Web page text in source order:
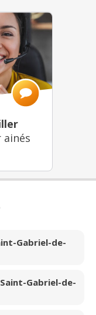
Gabriel-de-
Saint-Gabriel-de-